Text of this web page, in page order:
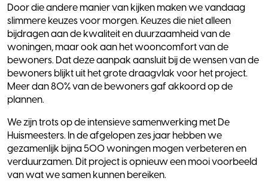
Door die andere manier van kijken maken we vandaag
slimmere keuzes voor morgen. Keuzes die niet alleen
bijdragen aan de kwaliteit en duurzaamheid van de
woningen, maar ook aan het wooncomfort van de
bewoners. Dat deze aanpak aansluit bij de wensen van de
bewoners blijkt uit het grote draagvlak voor het project.
Meer dan 80% van de bewoners gaf akkoord op de
plannen.
We zijn trots op de intensieve samenwerking met De
Huismeesters. In de afgelopen zes jaar hebben we
gezamenlijk bijna 500 woningen mogen verbeteren en
verduurzamen. Dit project is opnieuw een mooi voorbeeld
van wat we samen kunnen bereiken.